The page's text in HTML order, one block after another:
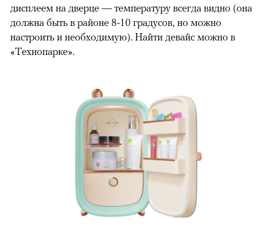
дисплеем на дверце — температуру всегда видно (она
должна быть в районе 8-10 градусов, но можно
настроить и необходимую). Найти девайс можно в
«Технопарке».